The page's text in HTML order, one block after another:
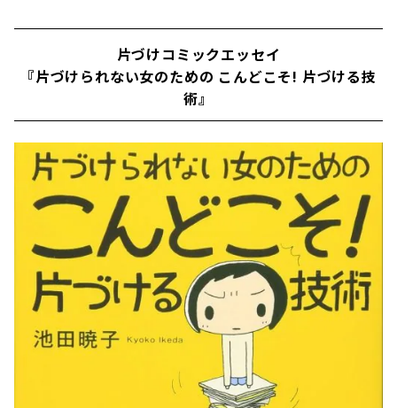
片づけコミックエッセイ
『片づけられない女のための こんどこそ! 片づける技
術』